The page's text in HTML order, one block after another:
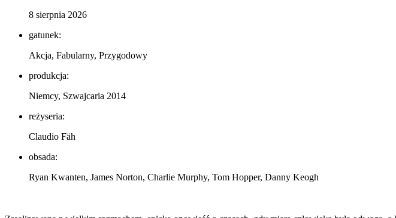
8 sierpnia 2026
gatunek:
Akcja, Fabularny, Przygodowy
produkcja:
Niemcy, Szwajcaria 2014
reżyseria:
Claudio Fäh
obsada:
Ryan Kwanten, James Norton, Charlie Murphy, Tom Hopper, Danny Keogh